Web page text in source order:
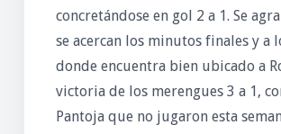
concretándose en gol 2 a 1. Se
se acercan los minutos finales y a
donde encuentra bien ubicado a
victoria de los merengues 3 a 1,
Pantoja que no jugaron esta